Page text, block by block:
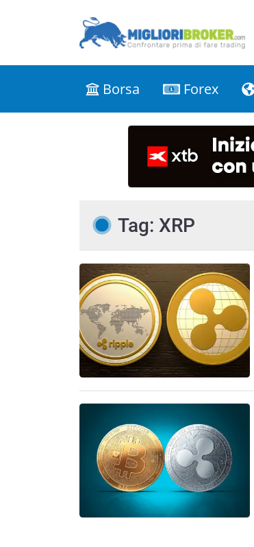
Borsa Forex
Tag: XRP